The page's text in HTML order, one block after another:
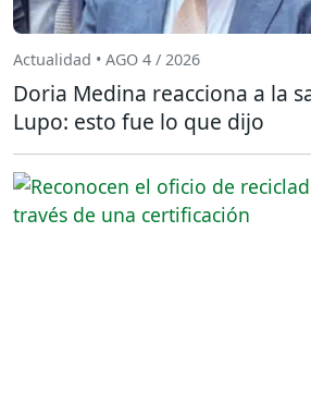
Actualidad • AGO 4 / 2026
Doria Medina reacciona a la
Lupo: esto fue lo que dijo